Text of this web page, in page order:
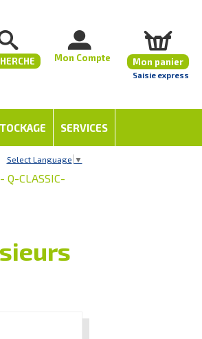
Mon Compte Mon panier
Saisie express
SERVICES
Select Language ▼
Q-CLASSIC-